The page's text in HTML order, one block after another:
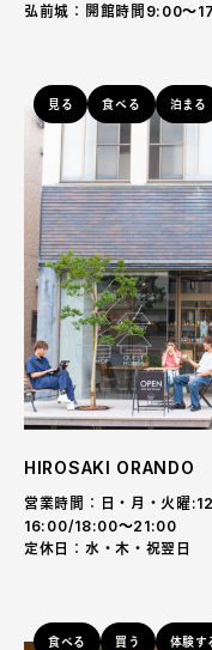
弘前城：開館時間9:00〜
見る 食べる 泊まる
HIROSAKI ORANDO
営業時間：日・月・火曜
16:00/18:00〜21:00
定休日：水・木・祝翌日
食べる 買う 体験す